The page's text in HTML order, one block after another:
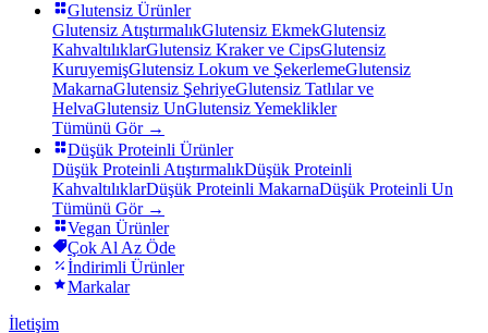
Glutensiz Ürünler
Glutensiz AtıştırmalıkGlutensiz EkmekGlutensiz
KahvaltılıklarGlutensiz Kraker ve CipsGlutensiz
KuruyemişGlutensiz Lokum ve ŞekerlemeGlutensiz
MakarnaGlutensiz ŞehriyeGlutensiz Tatlılar ve
HelvaGlutensiz UnGlutensiz Yemeklikler
Tümünü Gör →
Düşük Proteinli Ürünler
Düşük Proteinli AtıştırmalıkDüşük Proteinli
KahvaltılıklarDüşük Proteinli MakarnaDüşük Proteinli Un
Tümünü Gör →
Vegan Ürünler
Çok Al Az Öde
İndirimli Ürünler
Markalar
İletişim